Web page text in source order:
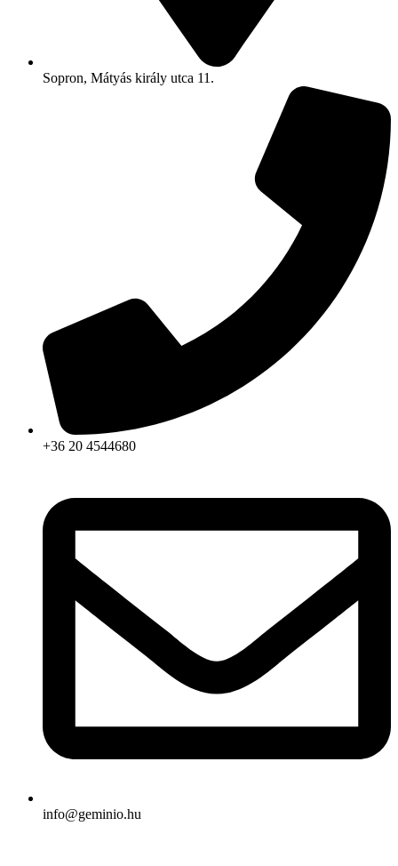
Sopron, Mátyás király utca 11.
+36 20 4544680
info@geminio.hu